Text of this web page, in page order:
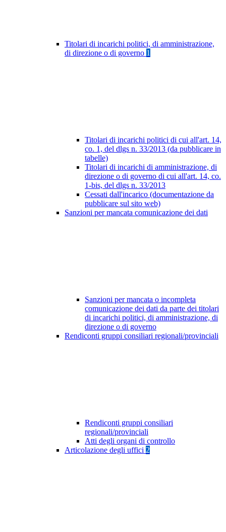
Titolari di incarichi politici, di amministrazione,
di direzione o di governo 1
Titolari di incarichi politici di cui all'art. 14,
co. 1, del dlgs n. 33/2013 (da pubblicare in
tabelle)
Titolari di incarichi di amministrazione, di
direzione o di governo di cui all'art. 14, co.
1-bis, del dlgs n. 33/2013
Cessati dall'incarico (documentazione da
pubblicare sul sito web)
Sanzioni per mancata comunicazione dei dati
Sanzioni per mancata o incompleta
comunicazione dei dati da parte dei titolari
di incarichi politici, di amministrazione, di
direzione o di governo
Rendiconti gruppi consiliari regionali/provinciali
Rendiconti gruppi consiliari
regionali/provinciali
Atti degli organi di controllo
Articolazione degli uffici 2